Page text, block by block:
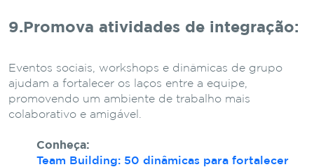
9.Promova atividades de integração:
Eventos sociais, workshops e dinâmicas de grupo
ajudam a fortalecer os laços entre a equipe,
promovendo um ambiente de trabalho mais
colaborativo e amigável.
Conheça:
Team Building: 50 dinâmicas para fortalecer